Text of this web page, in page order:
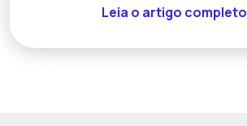
Leia o artigo completo